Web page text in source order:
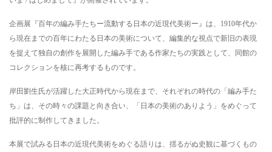
企画展『百年の編み手たちー流動する日本の近現代美術ー』は、1910年代か
ら現在までの百年にわたる日本の美術について、編集的な視点で新旧の表現
を捉えて独自の創作を展開した編み手である作家たちの実践として、同館の
コレクションを核に再考するものです。
岸田劉生氏が活躍した大正時代から現在まで、それぞれの時代の「編み手た
ち」は、その時々の課題と向き合い、「日本の美術のありよう」をめぐって
批評的に制作してきました。
本展で試みる日本の近現代美術をめぐる語りは、揺るがぬ史観に基づくもの